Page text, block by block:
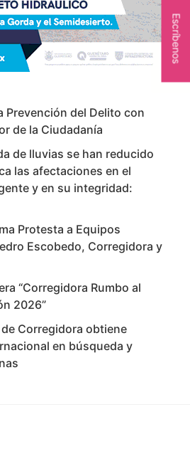
Prevención del Delito con
de la Ciudadanía
de lluvias se han reducido
las afectaciones en el
y en su integridad:
Protesta a Equipos
Escobedo, Corregidora y
“Corregidora Rumbo al
2026”
Corregidora obtiene
en búsqueda y
Escríbenos